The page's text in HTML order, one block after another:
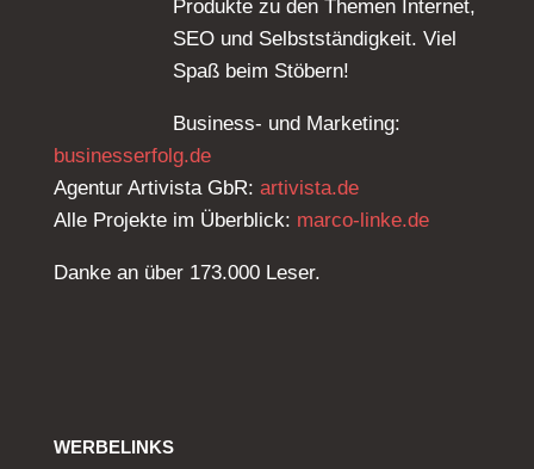
Produkte zu den Themen Internet,
SEO und Selbstständigkeit. Viel
Spaß beim Stöbern!
Business- und Marketing:
businesserfolg.de
Agentur Artivista GbR: artivista.de
Alle Projekte im Überblick: marco-linke.de
Danke an über 173.000 Leser.
WERBELINKS